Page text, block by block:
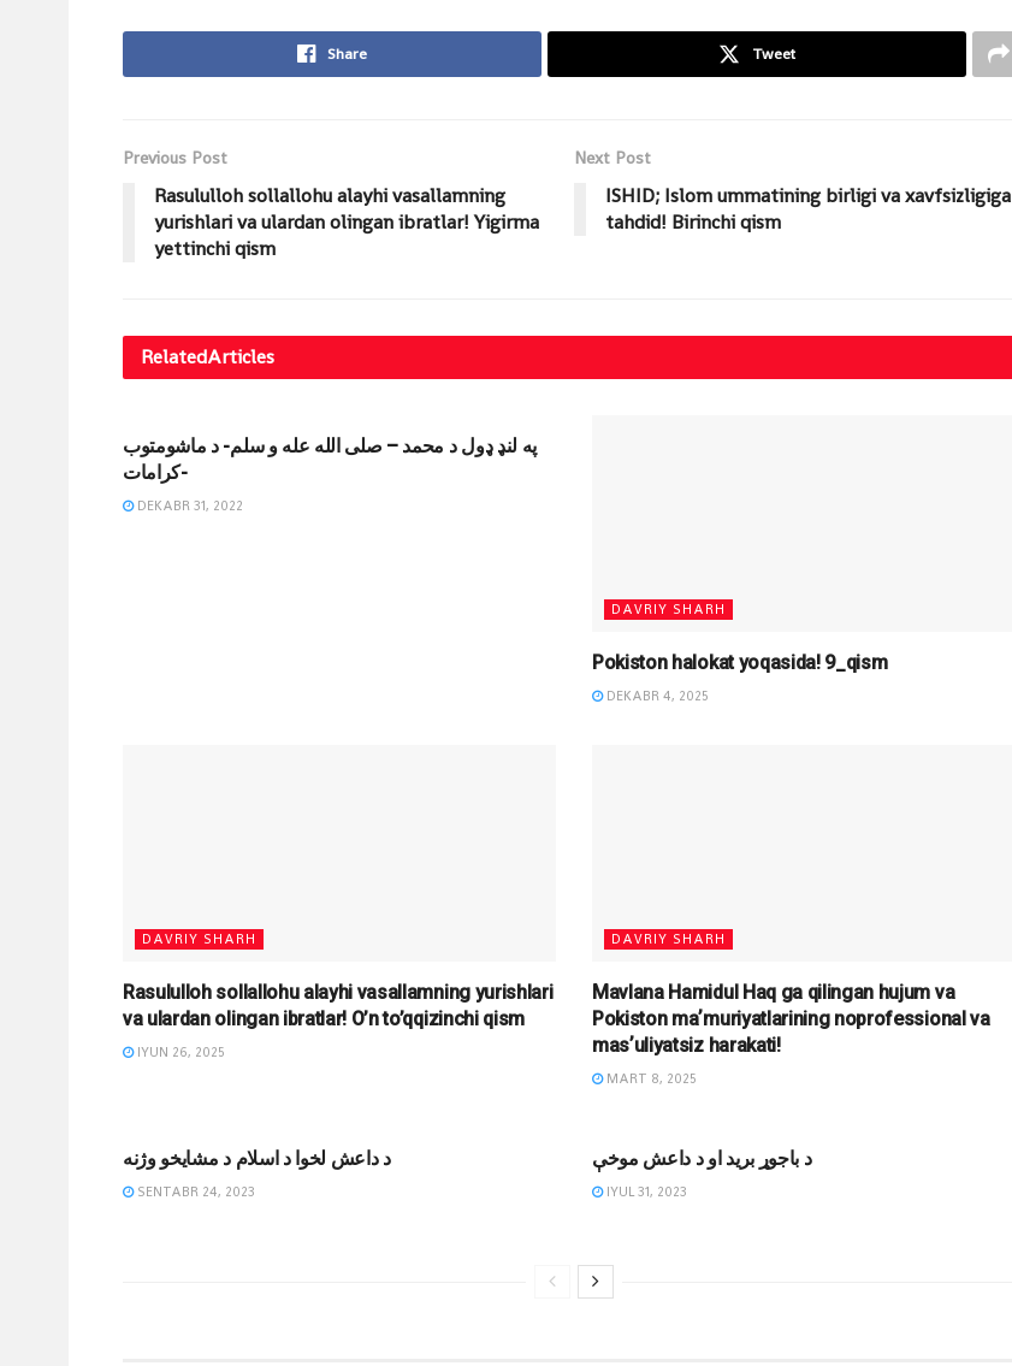
Share Tweet
Previous Post
Rasululloh sollallohu alayhi vasallamning
yurishlari va ulardan olingan ibratlar! Yigirma
yettinchi qism
Next Post
ISHID; Islom ummatining birligi va xavfsizligiga
tahdid! Birinchi qism
RelatedArticles
په لنډ ډول د محمد – صلی الله عله و سلم- د ماشومتوب
کرامات-
DEKABR 31, 2022
DAVRIY SHARH
Pokiston halokat yoqasida! 9_qism
DEKABR 4, 2025
DAVRIY SHARH
Rasululloh sollallohu alayhi vasallamning yurishlari
va ulardan olingan ibratlar! O’n to’qqizinchi qism
IYUN 26, 2025
DAVRIY SHARH
Mavlana Hamidul Haq ga qilingan hujum va
Pokiston maʼmuriyatlarining noprofessional va
masʼuliyatsiz harakati!
MART 8, 2025
د داعش لخوا د اسلام د مشایخو وژنه
SENTABR 24, 2023
د باجوړ برید او د داعش موخې
IYUL 31, 2023